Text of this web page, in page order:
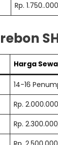
Rp.
Harga Sewa
14-16
Rp.
Rp.